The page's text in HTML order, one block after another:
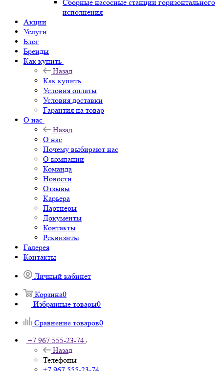
Сборные насосные станции горизонтального
исполнения
Акции
Услуги
Блог
Бренды
Как купить
Назад
Как купить
Условия оплаты
Условия доставки
Гарантия на товар
О нас
Назад
О нас
Почему выбирают нас
О компании
Команда
Новости
Отзывы
Карьера
Партнеры
Документы
Контакты
Реквизиты
Галерея
Контакты
Личный кабинет
Корзина0
Избранные товары0
Сравнение товаров0
+7 967 555-23-74
Назад
Телефоны